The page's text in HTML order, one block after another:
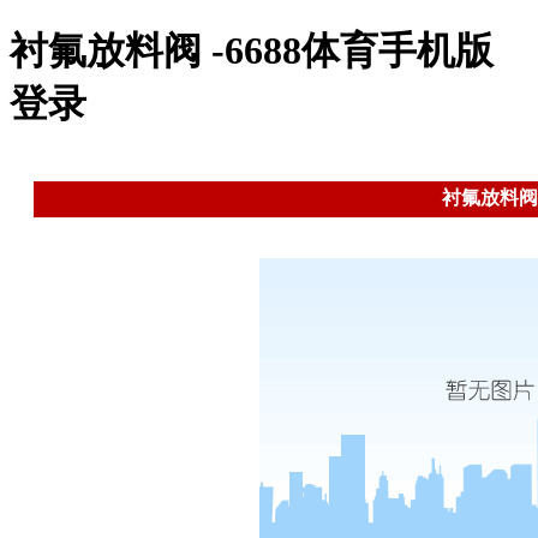
衬氟放料阀 -6688体育手机版
登录
衬氟放料阀